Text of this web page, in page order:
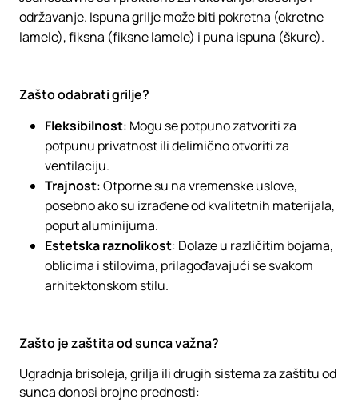
održavanje. Ispuna grilje može biti pokretna (okretne
lamele), fiksna (fiksne lamele) i puna ispuna (škure).
Zašto odabrati grilje?
Fleksibilnost: Mogu se potpuno zatvoriti za
potpunu privatnost ili delimično otvoriti za
ventilaciju.
Trajnost: Otporne su na vremenske uslove,
posebno ako su izrađene od kvalitetnih materijala,
poput aluminijuma.
Estetskaraznolikost: Dolaze u različitim bojama,
oblicima i stilovima, prilagođavajući se svakom
arhitektonskom stilu.
Zašto je zaštita od sunca važna?
Ugradnja brisoleja, grilja ili drugih sistema za zaštitu od
sunca donosi brojne prednosti: